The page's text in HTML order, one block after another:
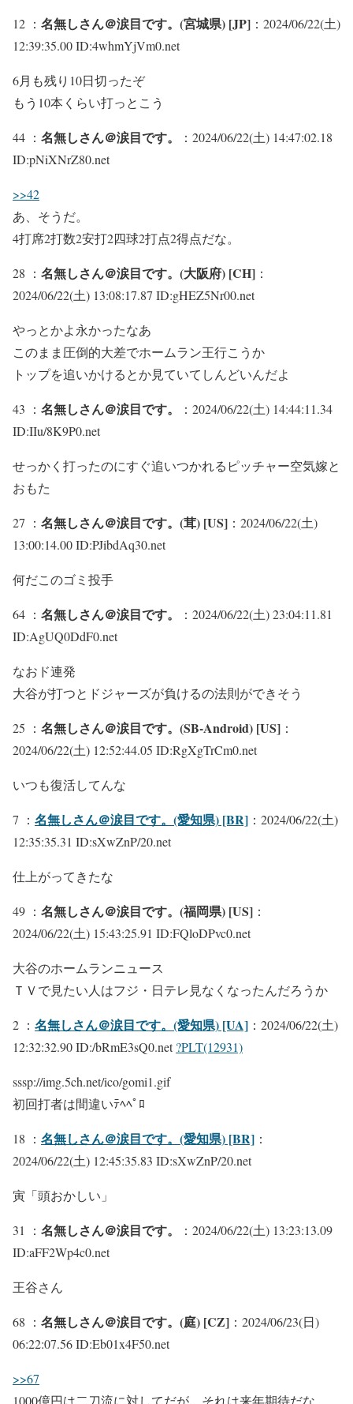
12 ： 名無しさん＠涙目です。(宮城県) [JP] ：2024/06/22(土)
12:39:35.00 ID:4whmYjVm0.net
6月も残り10日切ったぞ
もう10本くらい打っとこう
44 ： 名無しさん＠涙目です。
：2024/06/22(土) 14:47:02.18
ID:pNiXNrZ80.net
>>42
あ、そうだ。
4打席2打数2安打2四球2打点2得点だな。
28 ： 名無しさん＠涙目です。(大阪府) [CH] ：
2024/06/22(土) 13:08:17.87 ID:gHEZ5Nr00.net
やっとかよ永かったなあ
このまま圧倒的大差でホームラン王行こうか
トップを追いかけるとか見ていてしんどいんだよ
43 ： 名無しさん＠涙目です。
：2024/06/22(土) 14:44:11.34
ID:IIu/8K9P0.net
せっかく打ったのにすぐ追いつかれるピッチャー空気嫁と
おもた
27 ： 名無しさん＠涙目です。(茸) [US] ：2024/06/22(土)
13:00:14.00 ID:PJibdAq30.net
何だこのゴミ投手
64 ： 名無しさん＠涙目です。
：2024/06/22(土) 23:04:11.81
ID:AgUQ0DdF0.net
なおド連発
大谷が打つとドジャーズが負けるの法則ができそう
25 ： 名無しさん＠涙目です。(SB-Android) [US] ：
2024/06/22(土) 12:52:44.05 ID:RgXgTrCm0.net
いつも復活してんな
7 ： 名無しさん＠涙目です。(愛知県) [BR] ：2024/06/22(土)
12:35:35.31 ID:sXwZnP/20.net
仕上がってきたな
49 ： 名無しさん＠涙目です。(福岡県) [US] ：
2024/06/22(土) 15:43:25.91 ID:FQloDPvc0.net
大谷のホームランニュース
ＴＶで見たい人はフジ・日テレ見なくなったんだろうか
2 ： 名無しさん＠涙目です。(愛知県) [UA] ：2024/06/22(土)
12:32:32.90 ID:/bRmE3sQ0.net?PLT(12931)
sssp://img.5ch.net/ico/gomi1.gif
初回打者は間違いﾃﾍﾍﾟﾛ
18 ： 名無しさん＠涙目です。(愛知県) [BR] ：
2024/06/22(土) 12:45:35.83 ID:sXwZnP/20.net
寅「頭おかしい」
31 ： 名無しさん＠涙目です。
：2024/06/22(土) 13:23:13.09
ID:aFF2Wp4c0.net
王谷さん
68 ： 名無しさん＠涙目です。(庭) [CZ] ：2024/06/23(日)
06:22:07.56 ID:Eb01x4F50.net
>>67
1000億円は二刀流に対してだが、それは来年期待だな。